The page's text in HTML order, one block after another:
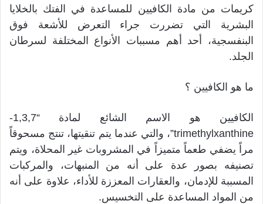
كريمات من مادة الكافيين للمساعدة في الفتك بالخلايا
البشرية التي تضررت جراء التعرض للأشعة فوق
البنفسجية، أحد أهم مسببات الأنواع المختلفة لسرطان
الجلد.
ما هو الكافيين ؟
الكافيين هو الاسم الشائع لمادة “1,3,7-
trimethylxanthine”، والتي عندما يتم تنقيتها، تنتج مسحوقاً
مراً يضفي طعماً متميزاً في المشروبات غير المحلاة، ويتم
تصنيفه بصور عدة على أنه من المنبهات، والمركبات
المسببة للإدمان، والعقارات المعززة للأداء، علاوة على أنه
من المواد المساعدة على التخسيس.